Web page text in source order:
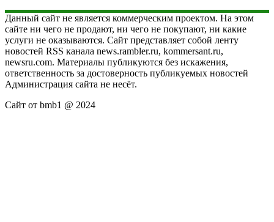
Данный сайт не является коммерческим проектом. На этом
сайте ни чего не продают, ни чего не покупают, ни какие
услуги не оказываются. Сайт представляет собой ленту
новостей RSS канала news.rambler.ru, kommersant.ru,
newsru.com. Материалы публикуются без искажения,
ответственность за достоверность публикуемых новостей
Администрация сайта не несёт.
Сайт от bmb1 @ 2024